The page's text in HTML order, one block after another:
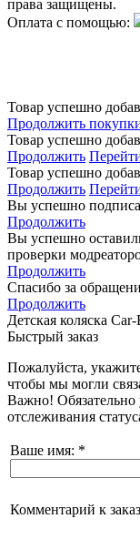
права защищены.
Оплата с помощью:
Товар успешно
Продолжить
Товар успешно
Продолжить
Товар успешно
Продолжить
Вы успешно
Продолжить
Вы успешно
проверки
Продолжить
Спасибо за
Продолжить
Детская коляска
Быстрый заказ
Пожалуйста,
чтобы мы могли
Важно! Обязательно
отслеживания
Ваше имя: *
Комментарий к